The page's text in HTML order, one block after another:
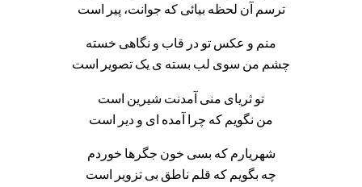
ترسم آن لحظه بیائی که جوانت، پیر است
منم و عکس تو در قاب و نگاهی خسته
چشم من سوی لب بسته ی یک تصویر است
تو ثریای منی آمدنت شیرین است
من نگویم که چرا آمده ای و دیر است
شهریارم که بسی خون جگرها خوردم
چه بگویم که قلم ناطق بی تزویر است